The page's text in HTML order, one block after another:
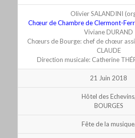
Olivier SALANDINI
Chœur de Chambre de Clermont-
Viviane DURAND
Chœurs de Bourge: chef de chœur
CLAUDE
Direction musicale: Catherine
21 Juin 2018
Hôtel des Echevins,
BOURGES
Fête de la musique.